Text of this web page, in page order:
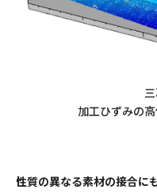
三
加工ひずみの
性質の異なる素材の接合に